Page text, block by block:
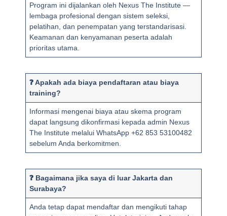
Program ini dijalankan oleh Nexus The Institute —
lembaga profesional dengan sistem seleksi,
pelatihan, dan penempatan yang terstandarisasi.
Keamanan dan kenyamanan peserta adalah
prioritas utama.
❓ Apakah ada biaya pendaftaran atau biaya
training?
Informasi mengenai biaya atau skema program
dapat langsung dikonfirmasi kepada admin Nexus
The Institute melalui WhatsApp +62 853 53100482
sebelum Anda berkomitmen.
❓ Bagaimana jika saya di luar Jakarta dan
Surabaya?
Anda tetap dapat mendaftar dan mengikuti tahap